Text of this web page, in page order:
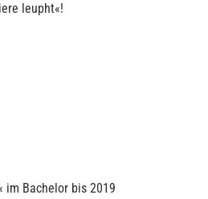
leupht«!
im Bachelor bis 2019